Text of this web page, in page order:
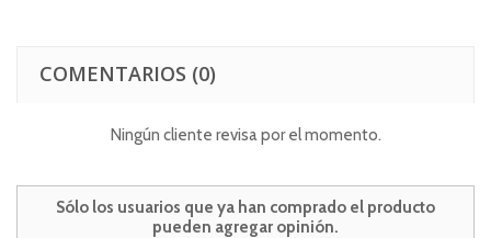
COMENTARIOS (0)
Ningún cliente revisa por el momento.
Sólo los usuarios que ya han comprado el producto
pueden agregar opinión.